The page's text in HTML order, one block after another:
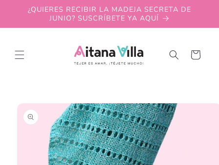
Skip to
content
¿QUIERES RECIBIR LA MADEJA SECRETA DE
JUNIO? SUSCRÍBETE YA AQUÍ
Cart
Skip to
product
information